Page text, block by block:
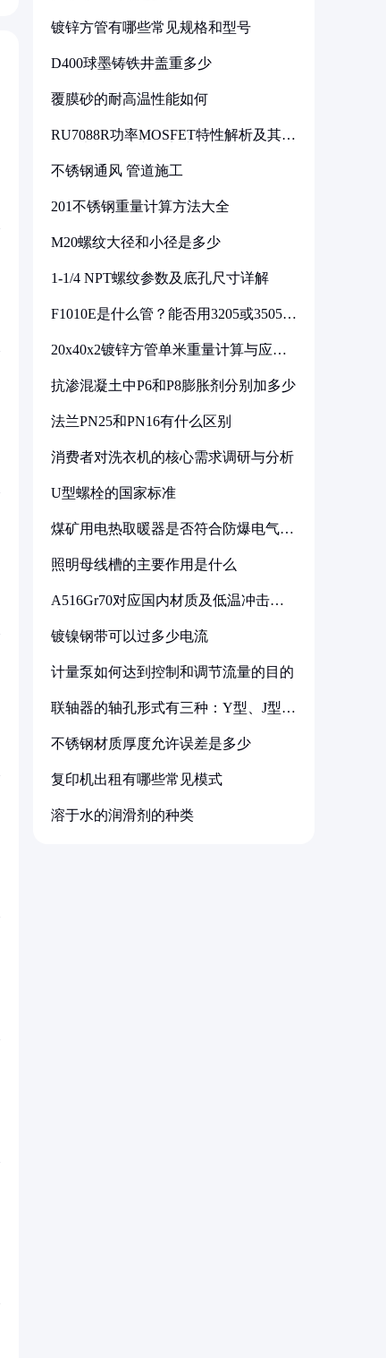
镀锌方管有哪些常见规格和型号
D400球墨铸铁井盖重多少
覆膜砂的耐高温性能如何
RU7088R功率MOSFET特性解析及其在
不锈钢通风 管道施工
201不锈钢重量计算方法大全
M20螺纹大径和小径是多少
1-1/4 NPT螺纹参数及底孔尺寸详解
F1010E是什么管？能否用3205或3505代
20x40x2镀锌方管单米重量计算与应用
抗渗混凝土中P6和P8膨胀剂分别加多少
法兰PN25和PN16有什么区别
消费者对洗衣机的核心需求调研与分析
U型螺栓的国家标准
煤矿用电热取暖器是否符合防爆电气设
照明母线槽的主要作用是什么
A516Gr70对应国内材质及低温冲击要
镀镍钢带可以过多少电流
计量泵如何达到控制和调节流量的目的
联轴器的轴孔形式有三种：Y型、J型、
不锈钢材质厚度允许误差是多少
复印机出租有哪些常见模式
溶于水的润滑剂的种类